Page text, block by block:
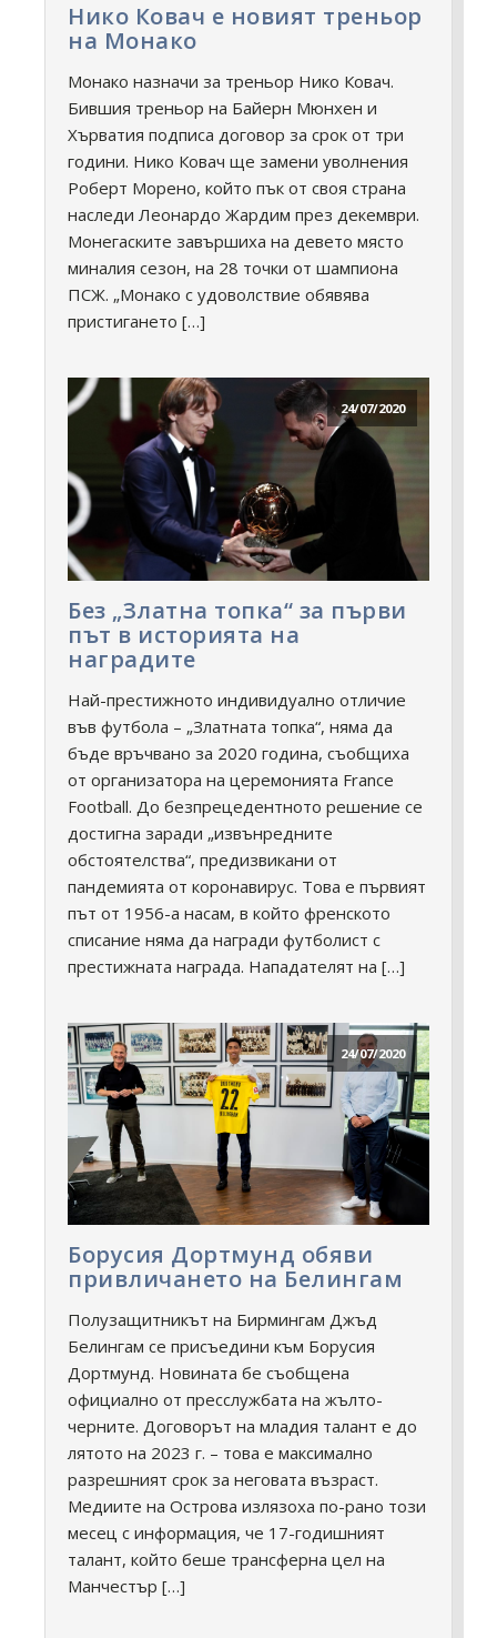
Нико Ковач е новият треньор
на Монако
Монако назначи за треньор Нико Ковач.
Бившия треньор на Байерн Мюнхен и
Хърватия подписа договор за срок от три
години. Нико Ковач ще замени уволнения
Роберт Морено, който пък от своя страна
наследи Леонардо Жардим през декември.
Монегаските завършиха на девето място
миналия сезон, на 28 точки от шампиона
ПСЖ. „Монако с удоволствие обявява
пристигането […]
24/07/2020
Без „Златна топка“ за първи
път в историята на
наградите
Най-престижното индивидуално отличие
във футбола – „Златната топка“, няма да
бъде връчвано за 2020 година, съобщиха
от организатора на церемонията France
Football. До безпрецедентното решение се
достигна заради „извънредните
обстоятелства“, предизвикани от
пандемията от коронавирус. Това е първият
път от 1956-а насам, в който френското
списание няма да награди футболист с
престижната награда. Нападателят на […]
24/07/2020
Борусия Дортмунд обяви
привличането на Белингам
Полузащитникът на Бирмингам Джъд
Белингам се присъедини към Борусия
Дортмунд. Новината бе съобщена
официално от пресслужбата на жълто-
черните. Договорът на младия талант е до
лятото на 2023 г. – това е максимално
разрешният срок за неговата възраст.
Медиите на Острова излязоха по-рано този
месец с информация, че 17-годишният
талант, който беше трансферна цел на
Манчестър […]